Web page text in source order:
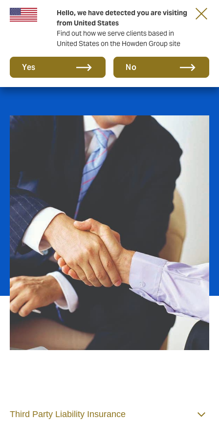
Hello, we have detected you are visiting
from United States
Find out how we serve clients based in
United States on the Howden Group site
Yes No
Liability Insurance
Third Party Liability Insurance